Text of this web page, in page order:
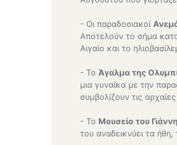
- Οι παραδοσιακοί
Αποτελούν το σήμα
Αιγαίο και το
- Το Άγαλμα της
μια γυναίκα με την
συμβολίζουν τις
- Το Μουσείο του
του αναδεικνύει τα ήθη,